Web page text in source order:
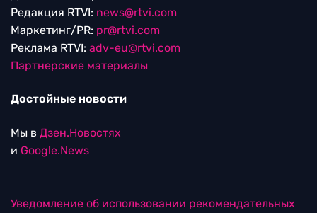
Редакция RTVI: news@rtvi.com
Маркетинг/PR: pr@rtvi.com
Реклама RTVI: adv-eu@rtvi.com
Партнерские материалы
Достойные новости
Мы в Дзен.Новостях
и Google.News
Уведомление об использовании рекомендательных